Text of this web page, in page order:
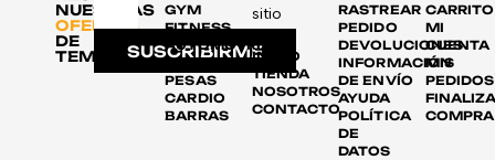
NUESTRAS
OFERTAS
DE
TEMPORADASUSCRIBIRME
GYM
FITNESS
AUTOMOTRIZ
DISCOS
PESAS
CARDIO
BARRAS
sitio
INICIO
TIENDA
NOSOTROS
CONTACTO
RASTREAR
PEDIDO
DEVOLUCIONES
INFORMACIÓN
DE ENVÍO
AYUDA
POLÍTICA
DE
DATOS
CARRITO
MI
CUENTA
MIS
PEDIDOS
COMPRA